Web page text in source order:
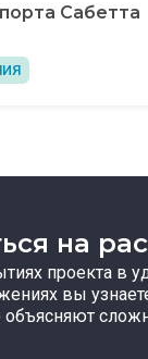
Сабетта
на
проекта в
вы
объясняют